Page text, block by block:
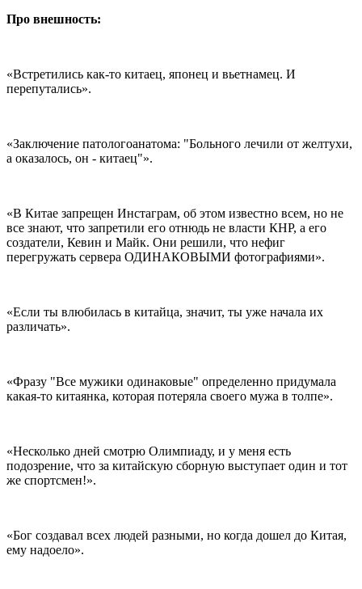
Про внешность:
«Встретились как-то китаец, японец и вьетнамец. И
перепутались».
«Заключение патологоанатома: "Больного лечили от желтухи,
а оказалось, он - китаец"».
«В Китае запрещен Инстаграм, об этом известно всем, но не
все знают, что запретили его отнюдь не власти КНР, а его
создатели, Кевин и Майк. Они решили, что нефиг
перегружать сервера ОДИНАКОВЫМИ фотографиями».
«Если ты влюбилась в китайца, значит, ты уже начала их
различать».
«Фразу "Все мужики одинаковые" определенно придумала
какая-то китаянка, которая потеряла своего мужа в толпе».
«Несколько дней смотрю Олимпиаду, и у меня есть
подозрение, что за китайскую сборную выступает один и тот
же спортсмен!».
«Бог создавал всех людей разными, но когда дошел до Китая,
ему надоело».